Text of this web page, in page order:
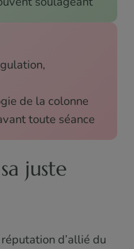
de la colonne
toute séance
juste
d’allié du